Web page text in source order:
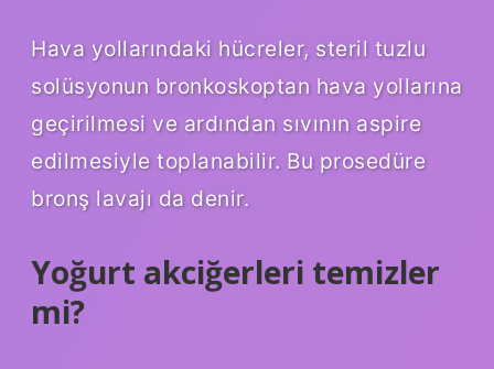
Hava yollarındaki hücreler, steril tuzlu
solüsyonun bronkoskoptan hava yollarına
geçirilmesi ve ardından sıvının aspire
edilmesiyle toplanabilir. Bu prosedüre
bronş lavajı da denir.
Yoğurt akciğerleri temizler
mi?